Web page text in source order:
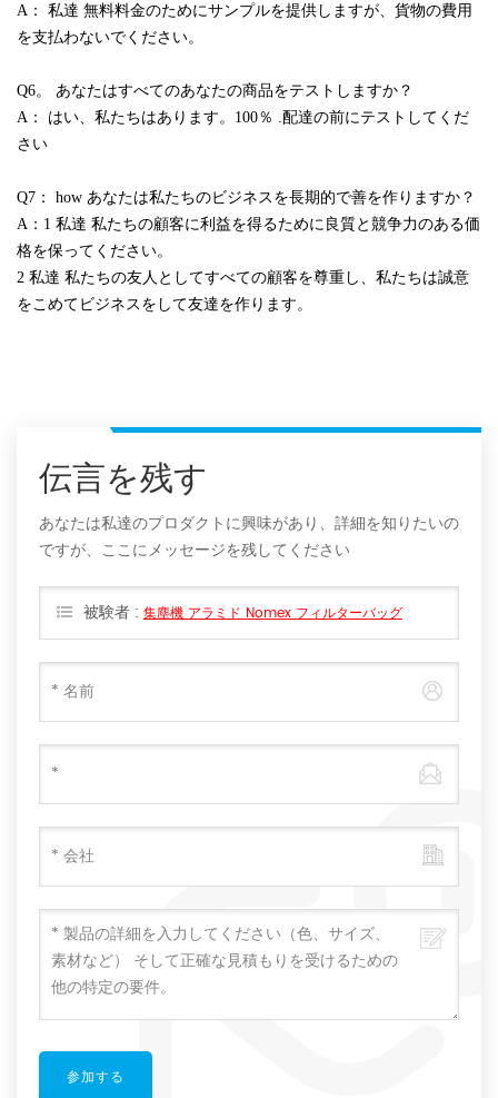
A： 私達 無料料金のためにサンプルを提供しますが、貨物の費用
を支払わないでください。
Q6。 あなたはすべてのあなたの商品をテストしますか？
A： はい、私たちはあります。100％ .配達の前にテストしてくだ
さい
Q7： how あなたは私たちのビジネスを長期的で善を作りますか？
A：1 私達 私たちの顧客に利益を得るために良質と競争力のある価
格を保ってください。
2 私達 私たちの友人としてすべての顧客を尊重し、私たちは誠意
をこめてビジネスをして友達を作ります。
伝言を残す
あなたは私達のプロダクトに興味があり、詳細を知りたいの
ですが、ここにメッセージを残してください
被験者 : 集塵機 アラミド Nomex フィルターバッグ